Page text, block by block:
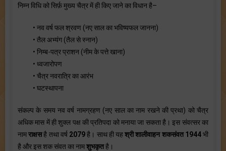
निम्न विधि को सिर्फ़ मुख्य चैत्र में ही किए जाने का विधान है–
• नव वर्ष फल श्रवण (नए साल का भविष्यफल जानना)
• तैल अभ्यंग (तैल से स्नान)
• निम्ब-पत्र प्राशन (नीम के पत्ते खाना)
• ध्वजारोपण
• चैत्र नवरात्रि का आरंभ
• घटस्थापना
संकल्प के समय नव वर्ष नामग्रहण (नए साल का नाम रखने की प्रथा) को चैत्र
अधिक मास में ही शुक्ल पक्ष की प्रतिपदा को मनाया जा सकता है। इस संवत्सर का
नामराक्षसहै तथा वर्ष 2079है। साथ ही यहश्री शालीवाहन शकसंवत 1944भी
है और इस शक संवत का नामशुभकृतहै।